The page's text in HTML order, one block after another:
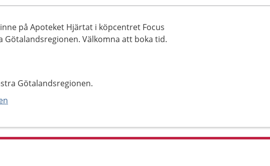
på Apoteket Hjärtat i köpcentret Focus
Götalandsregionen. Välkomna att boka tid.
Götalandsregionen.